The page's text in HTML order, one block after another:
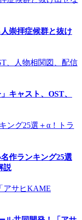
崇拝症候群と抜け
キャスト、OST、
作ランキング25選
説